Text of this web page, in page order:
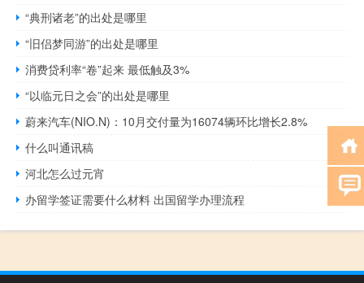
“典刑诸老”的出处是哪里
“旧侣梦同游”的出处是哪里
消费贷利率“卷”起来 最低触及3%
“以临元日之会”的出处是哪里
蔚来汽车(NIO.N)：10月交付量为16074辆环比增长2.8%
什么叫通讯稿
河北怎么过元宵
办留学签证需要什么材料 出国留学办理流程